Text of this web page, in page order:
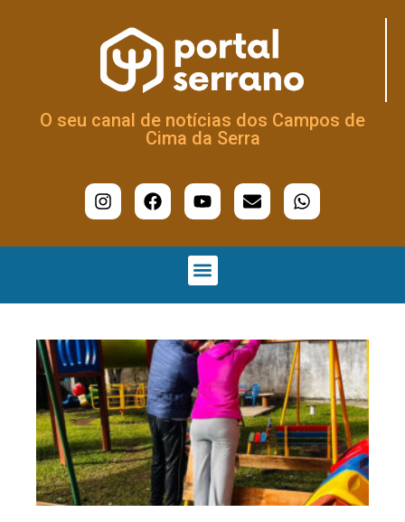
O seu canal de notícias dos Campos de
Cima da Serra